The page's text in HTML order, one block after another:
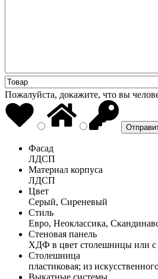
Пожалуйста, докажите, что вы
Фасад
ЛДСП
Материал корпуса
ЛДСП
Цвет
Серый, Сиреневый
Стиль
Евро, Неоклассика,
Стеновая панель
ХДФ в цвет столешницы или с
Столешница
пластиковая; из
Выкатные системы